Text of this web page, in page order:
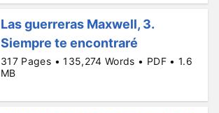
Las guerreras Maxwell, 3.
Siempre te encontraré
317 Pages • 135,274 Words • PDF • 1.6
MB